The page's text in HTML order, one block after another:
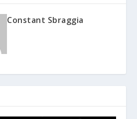
Constant Sbraggia